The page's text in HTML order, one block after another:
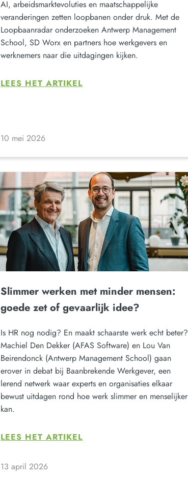
AI, arbeidsmarktevoluties en maatschappelijke
veranderingen zetten loopbanen onder druk. Met de
Loopbaanradar onderzoeken Antwerp Management
School, SD Worx en partners hoe werkgevers en
werknemers naar die uitdagingen kijken.
LEES HET ARTIKEL
10 mei 2026
Slimmer werken met minder mensen:
goede zet of gevaarlijk idee?
Is HR nog nodig? En maakt schaarste werk echt beter?
Machiel Den Dekker (AFAS Software) en Lou Van
Beirendonck (Antwerp Management School) gaan
erover in debat bij Baanbrekende Werkgever, een
lerend netwerk waar experts en organisaties elkaar
bewust uitdagen rond hoe werk slimmer en menselijker
kan.
LEES HET ARTIKEL
13 april 2026